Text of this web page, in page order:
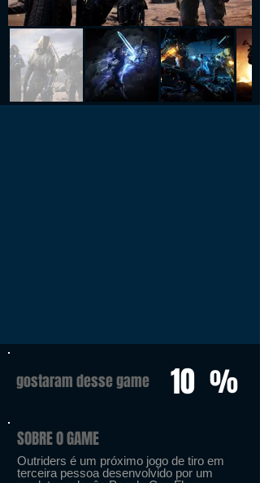
gostaram desse game 10 %
SOBRE O GAME
Outriders é um próximo jogo de tiro em
terceira pessoa desenvolvido por um